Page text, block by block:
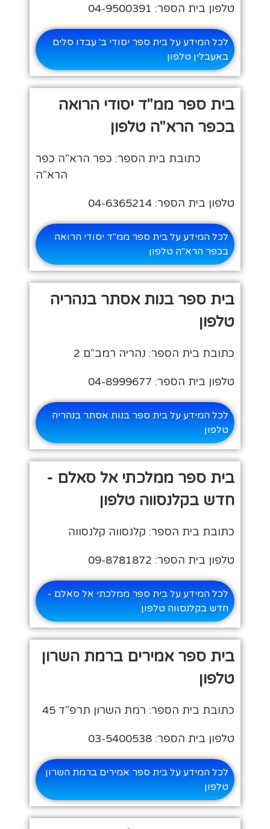
טלפון בית הספר: 04-9500391
לכל המידע על בית ספר יסודי ב' עבדו סלים
באעבלין טלפון
בית ספר ממ"ד יסודי הרואה
בכפר הרא"ה טלפון
כתובת בית הספר: כפר הרא"ה כפר
הרא"ה
טלפון בית הספר: 04-6365214
לכל המידע על בית ספר ממ"ד יסודי הרואה
בכפר הרא"ה טלפון
בית ספר בנות אסתר בנהריה
טלפון
כתובת בית הספר: נהריה רמב"ם 2
טלפון בית הספר: 04-8999677
לכל המידע על בית ספר בנות אסתר בנהריה
טלפון
בית ספר ממלכתי אל סאלם -
חדש בקלנסווה טלפון
כתובת בית הספר: קלנסווה קלנסווה
טלפון בית הספר: 09-8781872
לכל המידע על בית ספר ממלכתי אל סאלם -
חדש בקלנסווה טלפון
בית ספר אמירים ברמת השרון
טלפון
כתובת בית הספר: רמת השרון תרפ"ד 45
טלפון בית הספר: 03-5400538
לכל המידע על בית ספר אמירים ברמת השרון
טלפון